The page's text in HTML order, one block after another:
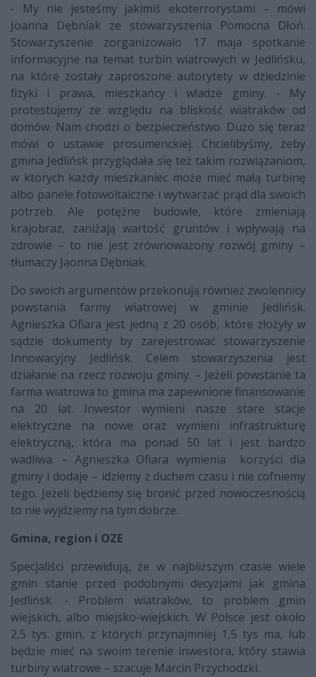
- My nie jesteśmy jakimiś ekoterrorystami – mówi
Joanna Dębniak ze stowarzyszenia Pomocna Dłoń.
Stowarzyszenie zorganizowało 17 maja spotkanie
informacyjne na temat turbin wiatrowych w Jedlińsku,
na które zostały zaproszone autorytety w dziedzinie
fizyki i prawa, mieszkańcy i władze gminy. - My
protestujemy ze względu na bliskość wiatraków od
domów. Nam chodzi o bezpieczeństwo. Dużo się teraz
mówi o ustawie prosumenckiej. Chcielibyśmy, żeby
gmina Jedlińsk przyglądała się też takim rozwiązaniom,
w których każdy mieszkaniec może mieć małą turbinę
albo panele fotowoltaiczne i wytwarzać prąd dla swoich
potrzeb. Ale potężne budowle, które zmieniają
krajobraz, zaniżają wartość gruntów i wpływają na
zdrowie – to nie jest zrównoważony rozwój gminy –
tłumaczy Jaonna Dębniak.
Do swoich argumentów przekonują również zwolennicy
powstania farmy wiatrowej w gminie Jedlińsk.
Agnieszka Ofiara jest jedną z 20 osób, które złożyły w
sądzie dokumenty by zarejestrować stowarzyszenie
Innowacyjny Jedlińsk. Celem stowarzyszenia jest
działanie na rzecz rozwoju gminy. – Jeżeli powstanie ta
farma wiatrowa to gmina ma zapewnione finansowanie
na 20 lat. Inwestor wymieni nasze stare stacje
elektryczne na nowe oraz wymieni infrastrukturę
elektryczną, która ma ponad 50 lat i jest bardzo
wadliwa. – Agnieszka Ofiara wymienia korzyści dla
gminy i dodaje – idziemy z duchem czasu i nie cofniemy
tego. Jeżeli będziemy się bronić przed nowoczesnością
to nie wyjdziemy na tym dobrze.
Gmina, region i OZE
Specjaliści przewidują, że w najbliższym czasie wiele
gmin stanie przed podobnymi decyzjami jak gmina
Jedlińsk. - Problem wiatraków, to problem gmin
wiejskich, albo miejsko-wiejskich. W Polsce jest około
2,5 tys. gmin, z których przynajmniej 1,5 tys ma, lub
będzie mieć na swoim terenie inwestora, który stawia
turbiny wiatrowe – szacuje Marcin Przychodzki.